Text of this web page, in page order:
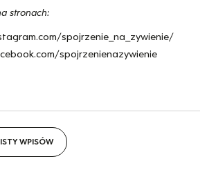
stronach:
spojrzenie_na_zywienie/
spojrzenienazywienie
WPISÓW